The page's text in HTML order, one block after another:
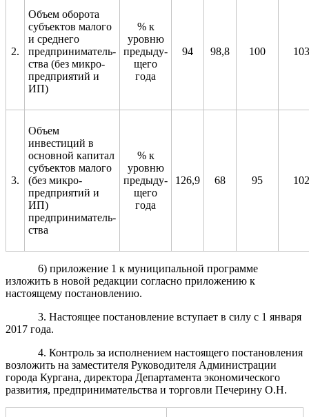
2.
Объем оборота
субъектов малого
и среднего
предприниматель-
ства (без микро-
предприятий и
ИП)
% к
уровню
предыду-
щего
года
94 98,8 100 103
3.
Объем
инвестиций в
основной капитал
субъектов малого
(без микро-
предприятий и
ИП)
предприниматель-
ства
% к
уровню
предыду-
щего
года
126,9 68 95 102
6) приложение 1 к муниципальной программе
изложить в новой редакции согласно приложению к
настоящему постановлению.
3. Настоящее постановление вступает в силу с 1 января
2017 года.
4. Контроль за исполнением настоящего постановления
возложить на заместителя Руководителя Администрации
города Кургана, директора Департамента экономического
развития, предпринимательства и торговли Печерину О.Н.